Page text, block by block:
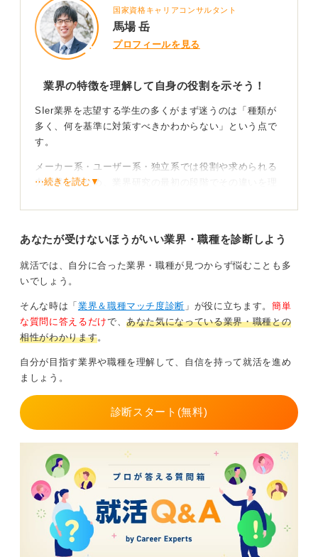
技術への興味だけでなく、それがビジネスや社会にどう
貢献するかという視点を持つとより説得力が増します。
日進月歩のIT業界では、自ら学び続ける姿勢も高く評価
触れてみたりするなど、主体的な行動もアピールしまし
業界の仕組みを丁寧に理解し、自分の強みをどう活かせ
ください。
国家資格キャリアコンサルタント
馬場 岳
プロフィールを見る
業界の特徴を理解して自身の役割を示そう！
SIer業界を志望する学生の多くがまず迷うのは「種類が
多く、何を基準に対策すべきかわからない」という点で
す。
メーカー系・ユーザー系・独立系では役割や求められる
力が異なるため、業界研究の最初の段階でその違いを理
自社製品の価値を理解したうえでの提案力が重視されま
一方で、独立系はスピード感と柔軟な対応力が重視され
プロセスの言語化で再現性のある力を伝えよう
近年のSIer選考では、技術力以上に課題を整理する力や
関係者と協働しながら物事を進める力が問われることが
ITプロジェクトでは多くの人と調整しながら進める場面
が多いため、論理的思考をどのように発揮してきたかを
準備としておすすめなのはこれまでの経験から問題をど
う理解し、どのように工夫して乗り越えたかを自分の言
葉で整理しておくことです。
特別な実績がなくても、プロセスを丁寧に語ることで再
現性のある力として伝わりやすくなります。
⋯続きを読む▼
あなたが受けないほうがいい業界・職種を診断しよう
就活では、自分に合った業界・職種が見つからず悩むことも多
いでしょう。
そんな時は「 業界＆職種マッチ度診断 」が役に立ちます。 簡単
な質問に答えるだけで、あなた気になっている業界・職種との
相性がわかります。
自分が目指す業界や職種を理解して、自信を持って就活を進め
ましょう。
診断スタート(無料)